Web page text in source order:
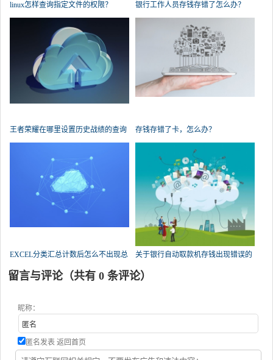
linux怎样查询指定文件的权限？ 银行工作人员存钱存错了怎么办？
王者荣耀在哪里设置历史战绩的查询
存钱存错了卡，怎么办？
EXCEL分类汇总计数后怎么不出现总
数了？
关于银行自动取款机存钱出现错误的
问题，急！求帮忙？
留言与评论（共有 0 条评论）
昵称：
匿名发表 返回首页